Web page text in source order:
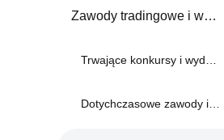
Zawody tradingowe i wydarzenia
Trwające konkursy i wydarzenia
Dotychczasowe zawody i wydarzenia